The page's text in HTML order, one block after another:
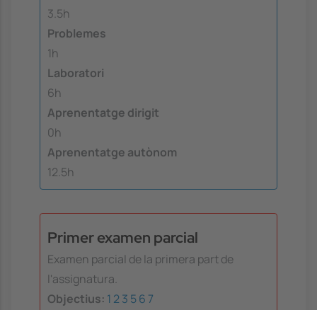
3.5h
Problemes
1h
Laboratori
6h
Aprenentatge dirigit
0h
Aprenentatge autònom
12.5h
Primer examen parcial
Examen parcial de la primera part de
l'assignatura.
Objectius: 1 23 56 7